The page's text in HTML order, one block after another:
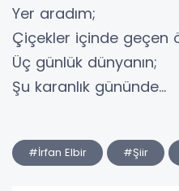
Yer aradım;
Çiçekler içinde geçen
Üç günlük dünyanın;
Şu karanlık gününde…
#İrfan Elbir #Şiir